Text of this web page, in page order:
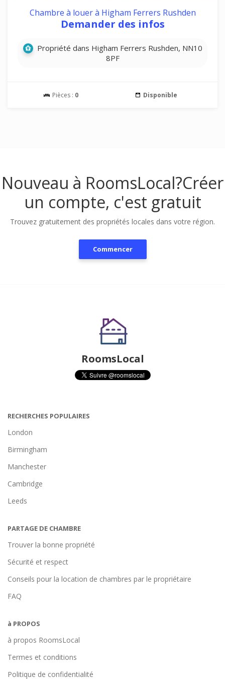
Chambre à louer à Higham Ferrers Rushden
Demander des infos
Propriété dans Higham Ferrers Rushden, NN10
8PF
Pièces : 0 Disponible
Nouveau à RoomsLocal?Créer
un compte, c'est gratuit
Trouvez gratuitement des propriétés locales dans votre région.
Commencer
RoomsLocal
RECHERCHES POPULAIRES
London
Birmingham
Manchester
Cambridge
Leeds
PARTAGE DE CHAMBRE
Trouver la bonne propriété
Sécurité et respect
Conseils pour la location de chambres par le propriétaire
FAQ
à PROPOS
à propos RoomsLocal
Termes et conditions
Politique de confidentialité